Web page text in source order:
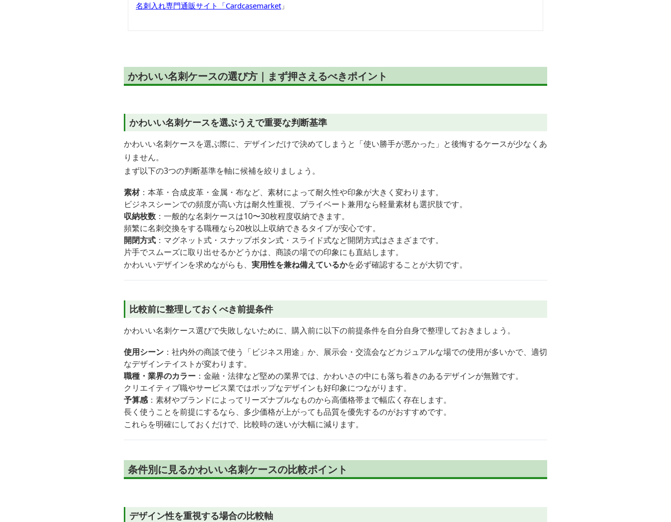
名刺入れ専門通販サイト「Cardcasemarket 」
かわいい名刺ケースの選び方｜まず押さえるべきポイント
かわいい名刺ケースを選ぶうえで重要な判断基準
かわいい名刺ケースを選ぶ際に、デザインだけで決めてしまうと「使い勝手が悪かった」と後悔するケースが少なくあ
りません。
まず以下の3つの判断基準を軸に候補を絞りましょう。
素材：本革・合成皮革・金属・布など、素材によって耐久性や印象が大きく変わります。
ビジネスシーンでの頻度が高い方は耐久性重視、プライベート兼用なら軽量素材も選択肢です。
収納枚数 ：一般的な名刺ケースは10〜30枚程度収納できます。
頻繁に名刺交換をする職種なら20枚以上収納できるタイプが安心です。
開閉方式 ：マグネット式・スナップボタン式・スライド式など開閉方式はさまざまです。
片手でスムーズに取り出せるかどうかは、商談の場での印象にも直結します。
かわいいデザインを求めながらも、 実用性を兼ね備えているかを必ず確認することが大切です。
比較前に整理しておくべき前提条件
かわいい名刺ケース選びで失敗しないために、購入前に以下の前提条件を自分自身で整理しておきましょう。
使用シーン ：社内外の商談で使う「ビジネス用途」か、展示会・交流会などカジュアルな場での使用が多いかで、適切
なデザインテイストが変わります。
職種・業界のカラー ：金融・法律など堅めの業界では、かわいさの中にも落ち着きのあるデザインが無難です。
クリエイティブ職やサービス業ではポップなデザインも好印象につながります。
予算感：素材やブランドによってリーズナブルなものから高価格帯まで幅広く存在します。
長く使うことを前提にするなら、多少価格が上がっても品質を優先するのがおすすめです。
これらを明確にしておくだけで、比較時の迷いが大幅に減ります。
条件別に見るかわいい名刺ケースの比較ポイント
デザイン性を重視する場合の比較軸